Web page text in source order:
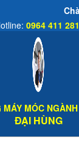
Mừng Đến
0964 411 281
MÁY MÓC
ĐẠI HÙNG